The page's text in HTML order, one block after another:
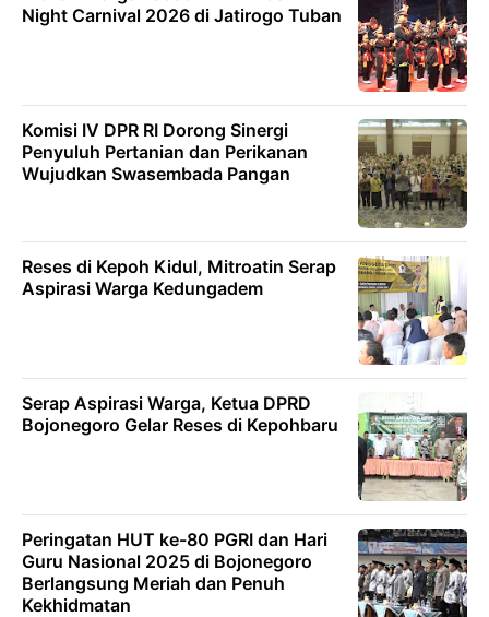
Night Carnival 2026 di Jatirogo Tuban
Komisi IV DPR RI Dorong Sinergi
Penyuluh Pertanian dan Perikanan
Wujudkan Swasembada Pangan
Reses di Kepoh Kidul, Mitroatin Serap
Aspirasi Warga Kedungadem
Serap Aspirasi Warga, Ketua DPRD
Bojonegoro Gelar Reses di Kepohbaru
Peringatan HUT ke-80 PGRI dan Hari
Guru Nasional 2025 di Bojonegoro
Berlangsung Meriah dan Penuh
Kekhidmatan